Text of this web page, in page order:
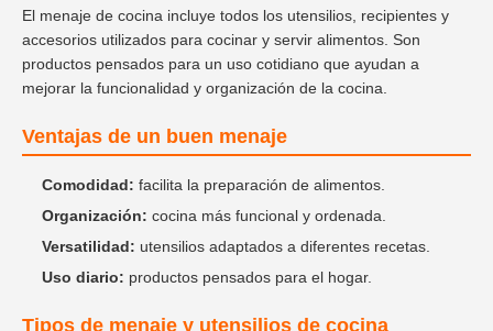
El menaje de cocina incluye todos los utensilios, recipientes y
accesorios utilizados para cocinar y servir alimentos. Son
productos pensados para un uso cotidiano que ayudan a
mejorar la funcionalidad y organización de la cocina.
Ventajas de un buen menaje
Comodidad: facilita la preparación de alimentos.
Organización: cocina más funcional y ordenada.
Versatilidad: utensilios adaptados a diferentes recetas.
Uso diario: productos pensados para el hogar.
Tipos de menaje y utensilios de cocina